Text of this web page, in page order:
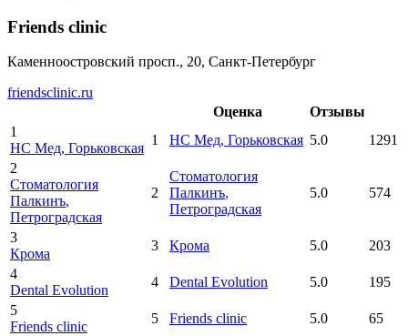
Friends clinic
Каменноостровский просп., 20, Санкт-Петербург
friendsclinic.ru
Оценка
Отзывы
1
НС Мед, Горьковская
1 НС Мед, Горьковская 5.0
1291
2
Стоматология
Палкинъ,
Петроградская
2
Стоматология
Палкинъ,
Петроградская
5.0 574
3
Крома
3 Крома 5.0
203
4
Dental Evolution
4 Dental Evolution 5.0
195
5
Friends clinic
5 Friends clinic 5.0
65